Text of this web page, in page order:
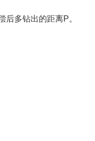
后多钻出的距离P。